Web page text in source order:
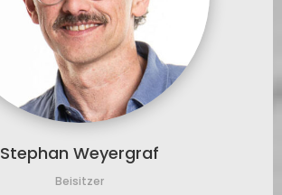
Stephan Weyergraf
Beisitzer